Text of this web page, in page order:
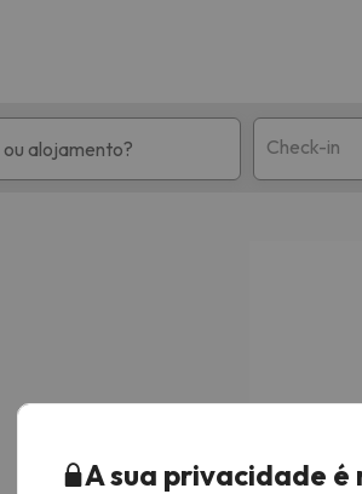
Check-in
nenhum resultado que corresponda à
A sua privacidade